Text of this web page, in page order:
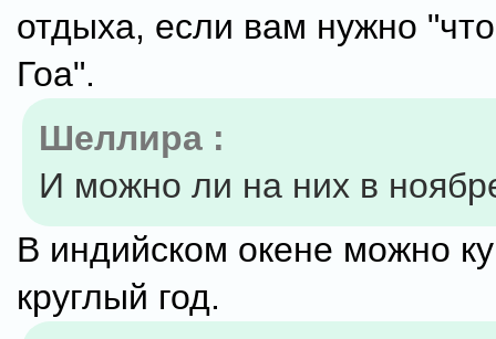
отдыха, если вам нужно
Гоа".
Шеллира :
И можно ли на них в
В индийском окене можно
круглый год.